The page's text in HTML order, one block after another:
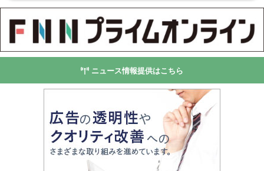
ニュース情報提供はこちら